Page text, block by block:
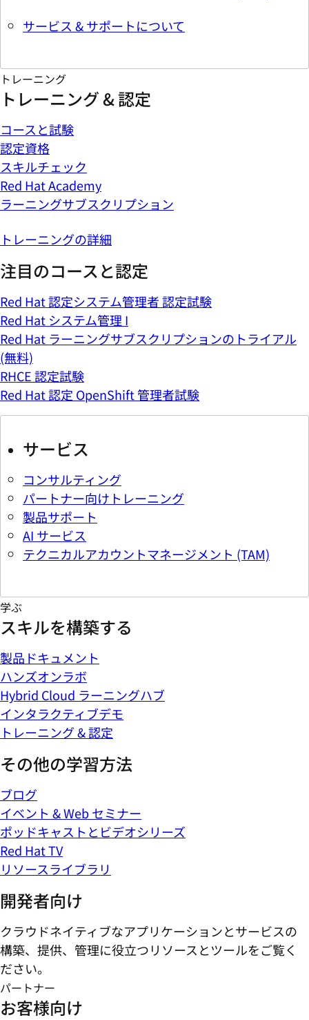
サービス & サポートについて
トレーニング
トレーニング & 認定
コースと試験
認定資格
スキルチェック
Red Hat Academy
ラーニングサブスクリプション
トレーニングの詳細
注目のコースと認定
Red Hat 認定システム管理者 認定試験
Red Hat システム管理 I
Red Hat ラーニングサブスクリプションのトライアル
(無料)
RHCE 認定試験
Red Hat 認定 OpenShift 管理者試験
サービス
コンサルティング
パートナー向けトレーニング
製品サポート
AI サービス
テクニカルアカウントマネージメント (TAM)
学ぶ
スキルを構築する
製品ドキュメント
ハンズオンラボ
Hybrid Cloud ラーニングハブ
インタラクティブデモ
トレーニング & 認定
その他の学習方法
ブログ
イベント & Web セミナー
ポッドキャストとビデオシリーズ
Red Hat TV
リソースライブラリ
開発者向け
クラウドネイティブなアプリケーションとサービスの
構築、提供、管理に役立つリソースとツールをご覧く
ださい。
パートナー
お客様向け